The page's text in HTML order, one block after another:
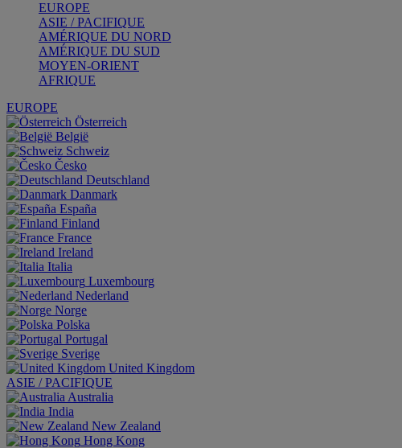
EUROPE
ASIE / PACIFIQUE
AMÉRIQUE DU NORD
AMÉRIQUE DU SUD
MOYEN-ORIENT
AFRIQUE
EUROPE
Österreich
België
Schweiz
Česko
Deutschland
Danmark
España
Finland
France
Ireland
Italia
Luxembourg
Nederland
Norge
Polska
Portugal
Sverige
United Kingdom
ASIE / PACIFIQUE
Australia
India
New Zealand
Hong Kong